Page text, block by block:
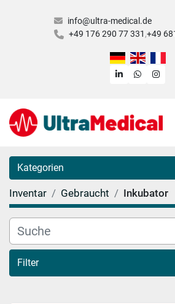
info@ultra-medical.de
+49 176 290 77 331 +49
linkedinwhatsapp
Kategorien
Inventar Gebraucht Inkubator
Filter